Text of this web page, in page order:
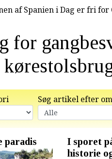
af Spanien i Dag er fri for
for
Søg artikel efter
paradis
I sporet
historie